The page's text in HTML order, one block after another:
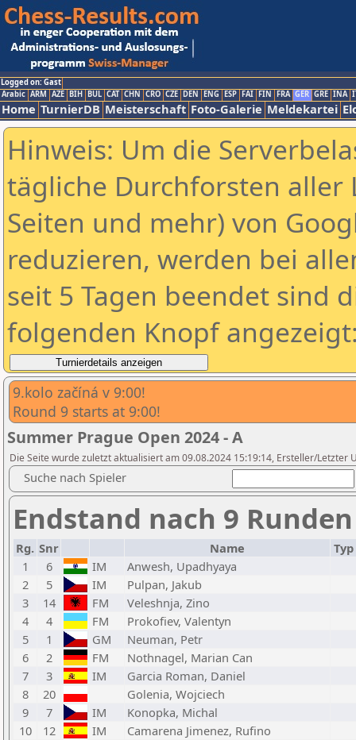
Logged on: Gast
Arabic ARM AZE BIH BUL CAT CHN CRO CZE DEN ENG ESP FAI FIN FRA GER GRE INA
Home TurnierDB Meisterschaft Foto-Galerie Meldekartei
Hinweis: Um die
tägliche Durchforsten aller
Seiten und mehr) von
reduzieren, werden bei
seit 5 Tagen beendet sind
folgenden Knopf
9.kolo začíná v 9:00!
Round 9 starts at 9:00!
Summer Prague Open 2024 - A
Die Seite wurde zuletzt aktualisiert am 09.08.2024 15:19:14, Ersteller/Letzter
Suche nach Spieler
Endstand nach 9 Runden
Rg. Snr Name
Typ
1
6 IM
Anwesh, Upadhyaya
2
5 IM
Pulpan, Jakub
3
14 FM
Veleshnja, Zino
4
4 FM
Prokofiev, Valentyn
5
1 GM
Neuman, Petr
6
2 FM
Nothnagel, Marian Can
7
3 IM
Garcia Roman, Daniel
8
20
Golenia, Wojciech
9
7 IM
Konopka, Michal
10
12 IM
Camarena Jimenez, Rufino